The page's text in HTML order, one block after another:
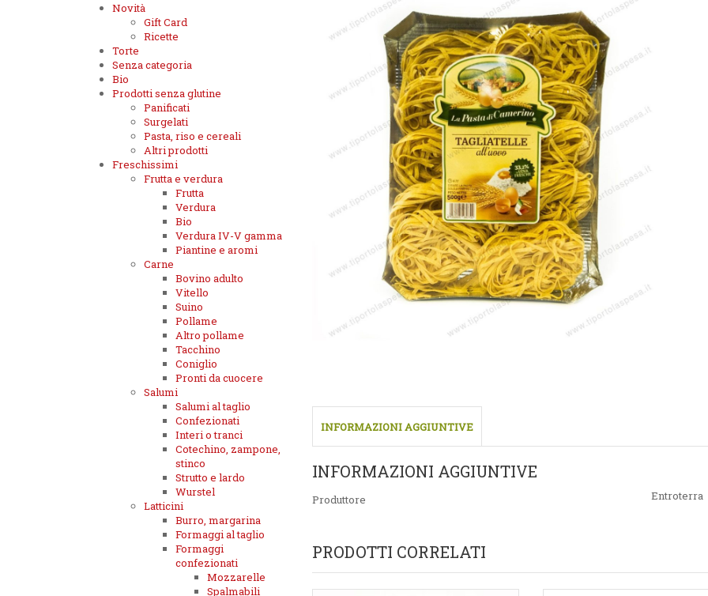
INFORMAZIONI AGGIUNTIVE
INFORMAZIONI AGGIUNTIVE
Produttore Entroterra
PRODOTTI CORRELATI
Novità
Gift Card
Ricette
Torte
Senza categoria
Bio
Prodotti senza glutine
Panificati
Surgelati
Pasta, riso e cereali
Altri prodotti
Freschissimi
Frutta e verdura
Frutta
Verdura
Bio
Verdura IV-V gamma
Piantine e aromi
Carne
Bovino adulto
Vitello
Suino
Pollame
Altro pollame
Tacchino
Coniglio
Pronti da cuocere
Salumi
Salumi al taglio
Confezionati
Interi o tranci
Cotechino, zampone,
stinco
Strutto e lardo
Wurstel
Latticini
Burro, margarina
Formaggi al taglio
Formaggi
confezionati
Mozzarelle
Spalmabili